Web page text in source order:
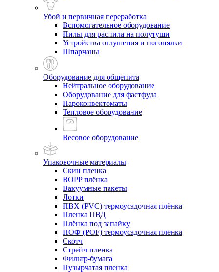
Убой и первичная переработка
Вспомогательное оборудование
Пилы для распила на полутуши
Устройства оглушения и погонялки
Шпарчаны
Оборудование для общепита
Нейтральное оборудование
Оборудование для фастфуда
Пароконвектоматы
Тепловое оборудование
Весовое оборудование
Упаковочные материалы
Скин пленка
BOPP плёнка
Вакуумные пакеты
Лотки
ПВХ (PVC) термоусадочная плёнка
Пленка ПВД
Плёнка под запайку
ПОФ (POF) термоусадочная плёнка
Скотч
Стрейч-пленка
Фильтр-бумага
Пузырчатая пленка